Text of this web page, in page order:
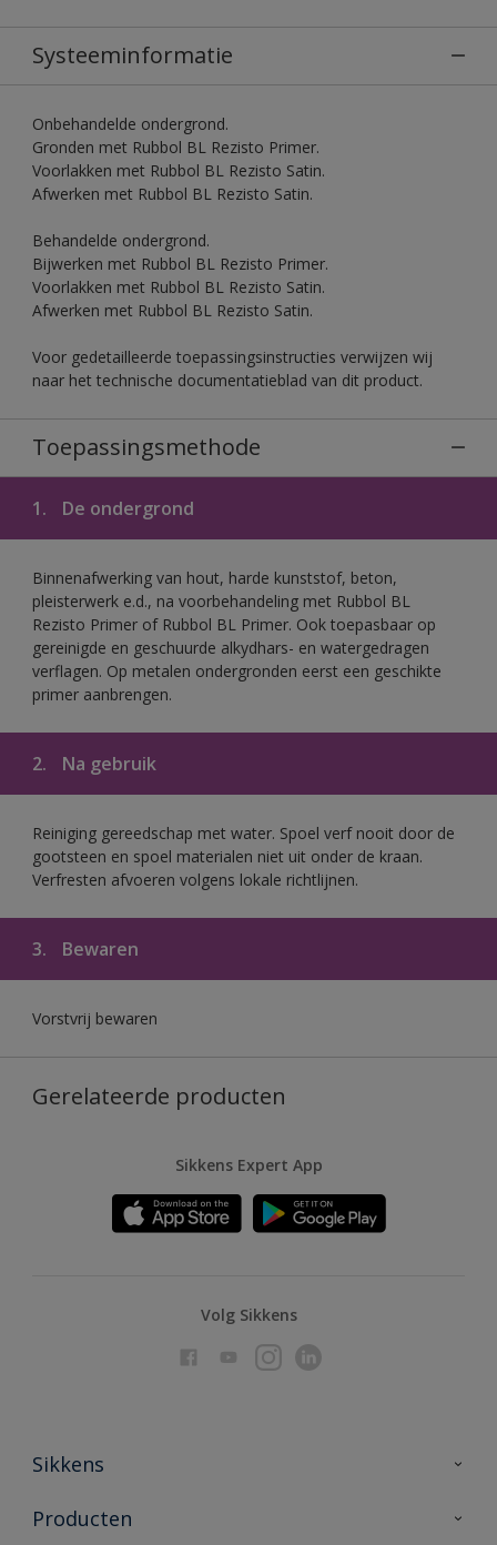
Systeeminformatie
Onbehandelde ondergrond.
Gronden met Rubbol BL Rezisto Primer.
Voorlakken met Rubbol BL Rezisto Satin.
Afwerken met Rubbol BL Rezisto Satin.
Behandelde ondergrond.
Bijwerken met Rubbol BL Rezisto Primer.
Voorlakken met Rubbol BL Rezisto Satin.
Afwerken met Rubbol BL Rezisto Satin.
Voor gedetailleerde toepassingsinstructies verwijzen wij
naar het technische documentatieblad van dit product.
Toepassingsmethode
1. De ondergrond
Binnenafwerking van hout, harde kunststof, beton,
pleisterwerk e.d., na voorbehandeling met Rubbol BL
Rezisto Primer of Rubbol BL Primer. Ook toepasbaar op
gereinigde en geschuurde alkydhars- en watergedragen
verflagen. Op metalen ondergronden eerst een geschikte
primer aanbrengen.
2. Na gebruik
Reiniging gereedschap met water. Spoel verf nooit door de
gootsteen en spoel materialen niet uit onder de kraan.
Verfresten afvoeren volgens lokale richtlijnen.
3. Bewaren
Vorstvrij bewaren
Gerelateerde producten
Sikkens Expert App
Volg Sikkens
Sikkens
Over Sikkens
Producten